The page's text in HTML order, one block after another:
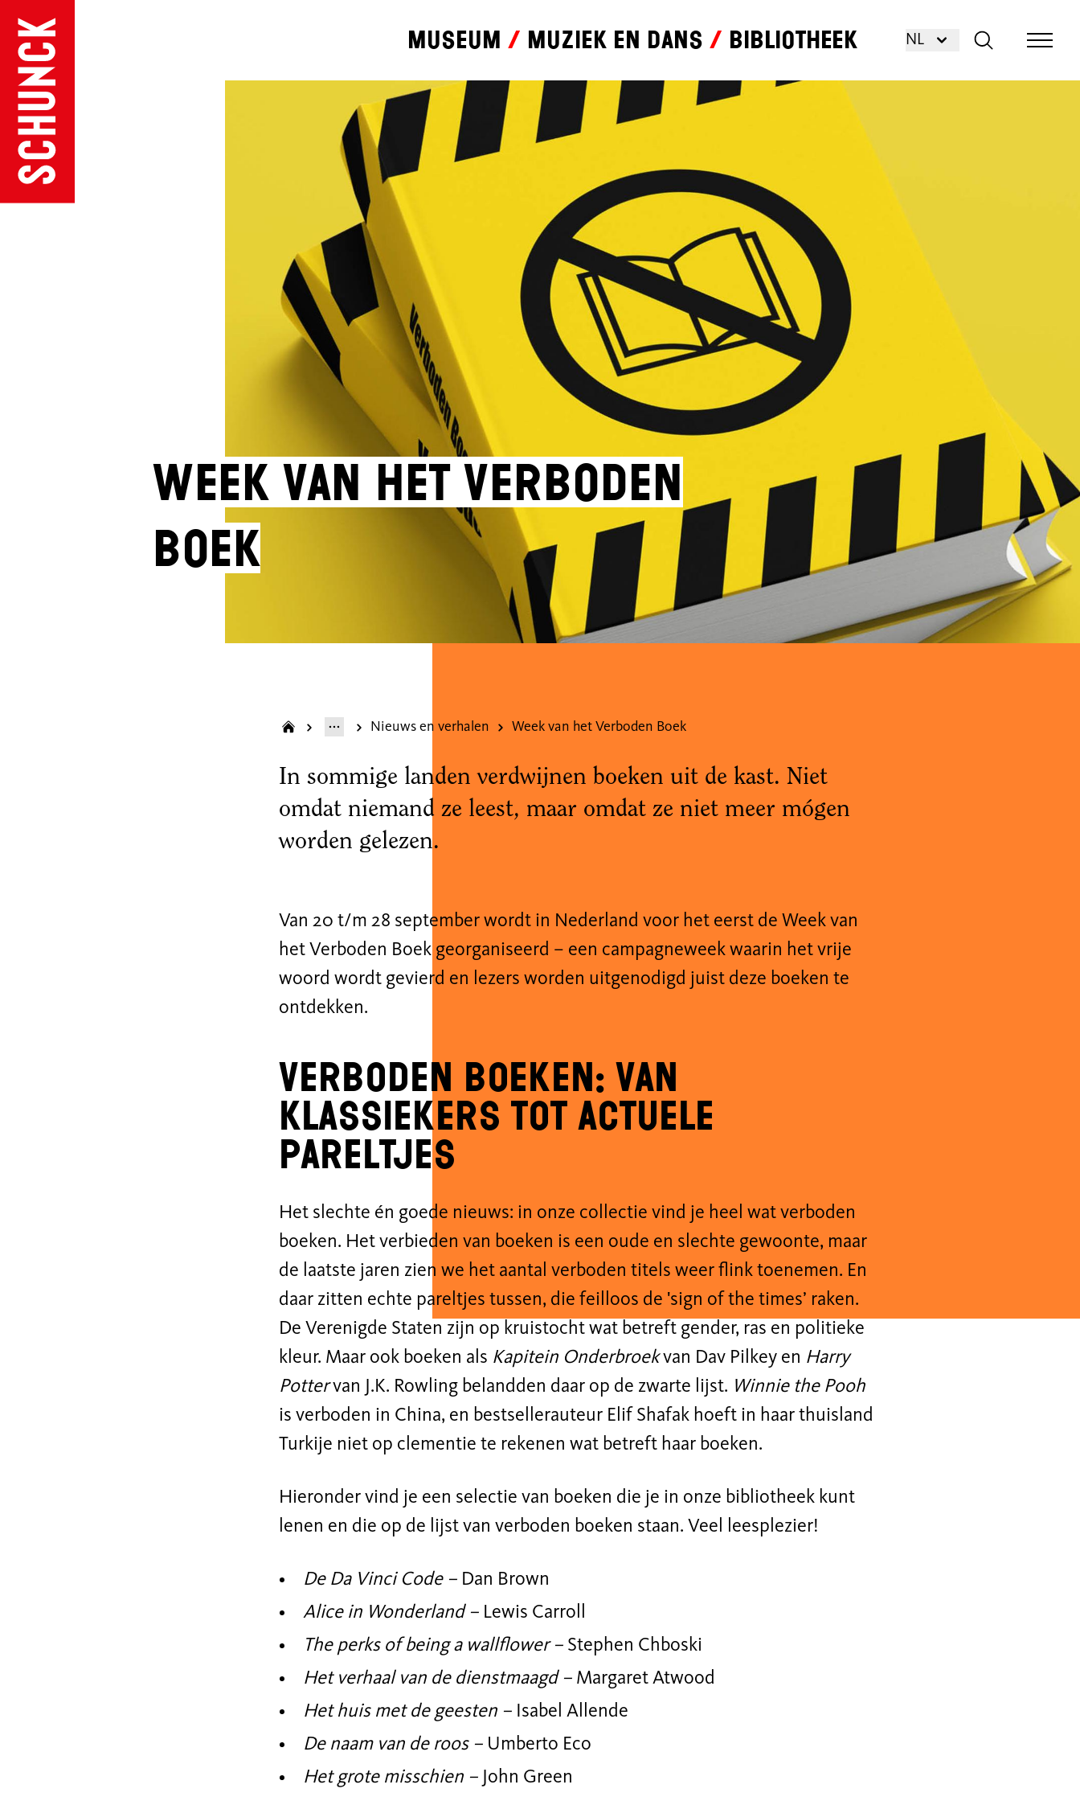
Museum Muziek en dans Bibliotheek NL
Week van het Verboden
Boek
Nieuws en verhalen Week van het Verboden Boek
In sommige landen verdwijnen boeken uit de kast. Niet
omdat niemand ze leest, maar omdat ze niet meer mógen
worden gelezen.
Van 20 t/m 28 september wordt in Nederland voor het eerst de Week van
het Verboden Boek georganiseerd – een campagneweek waarin het vrije
woord wordt gevierd en lezers worden uitgenodigd juist deze boeken te
ontdekken.
Verboden boeken: van
klassiekers tot actuele
pareltjes
Het slechte én goede nieuws: in onze collectie vind je heel wat verboden
boeken. Het verbieden van boeken is een oude en slechte gewoonte, maar
de laatste jaren zien we het aantal verboden titels weer flink toenemen. En
daar zitten echte pareltjes tussen, die feilloos de 'sign of the times’ raken.
De Verenigde Staten zijn op kruistocht wat betreft gender, ras en politieke
kleur. Maar ook boeken als Kapitein Onderbroekvan Dav Pilkey en Harry
Pottervan J.K. Rowling belandden daar op de zwarte lijst. Winnie the Pooh
is verboden in China, en bestsellerauteur Elif Shafak hoeft in haar thuisland
Turkije niet op clementie te rekenen wat betreft haar boeken.
Hieronder vind je een selectie van boeken die je in onze bibliotheek kunt
lenen en die op de lijst van verboden boeken staan. Veel leesplezier!
De Da Vinci Code – Dan Brown
Alice in Wonderland – Lewis Carroll
The perks of being a wallflower – Stephen Chboski
Het verhaal van de dienstmaagd – Margaret Atwood
Het huis met de geesten – Isabel Allende
De naam van de roos – Umberto Eco
Het grote misschien – John Green